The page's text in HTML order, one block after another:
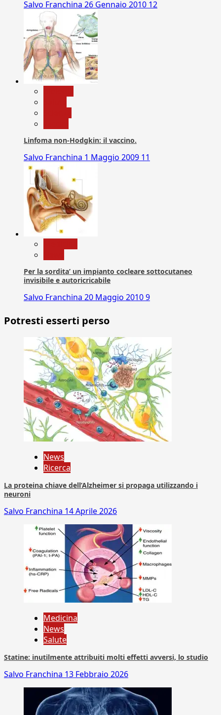
Salvo Franchina 26 Gennaio 2010 12
Linfoma non-Hodgkin: il vaccino.
Salvo Franchina 1 Maggio 2009 11
Per la sordita’ un impianto cocleare sottocutaneo
invisibile e autoricricabile
Salvo Franchina 20 Maggio 20109
Potresti esserti perso
News
Ricerca
La proteina chiave dell’Alzheimer si propaga utilizzando i
neuroni
Salvo Franchina 14 Aprile 2026
Medicina
News
Salute
Statine: inutilmente attribuiti molti effetti avversi, lo studio
Salvo Franchina 13 Febbraio 2026